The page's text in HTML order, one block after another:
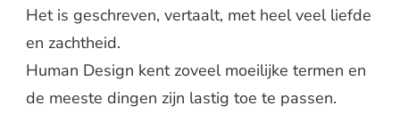
Het is geschreven, vertaalt, met heel veel liefde
en zachtheid.
Human Design kent zoveel moeilijke termen en
de meeste dingen zijn lastig toe te passen.